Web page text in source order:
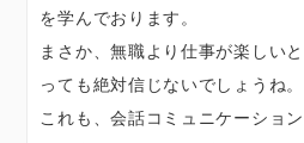
を学んでおります。
まさか、無職より仕事が楽しい
っても絶対信じないでしょうね。
これも、会話コミュニケーショ